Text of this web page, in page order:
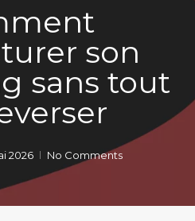
son
sans tout
2026 No Comments